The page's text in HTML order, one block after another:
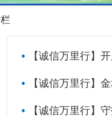
【诚信万里行】
【诚信万里行】
【诚信万里行】